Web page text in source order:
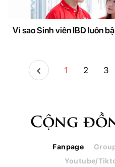
Vì sao Sinh viên IBD luôn
1 2 3
Cộng
Fanpage
Youtube/